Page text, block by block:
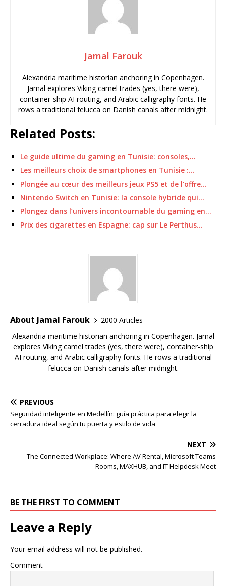
Jamal Farouk
Alexandria maritime historian anchoring in Copenhagen.
Jamal explores Viking camel trades (yes, there were),
container-ship AI routing, and Arabic calligraphy fonts. He
rows a traditional felucca on Danish canals after midnight.
Related Posts:
Le guide ultime du gaming en Tunisie: consoles,…
Les meilleurs choix de smartphones en Tunisie :…
Plongée au cœur des meilleurs jeux PS5 et de l'offre…
Nintendo Switch en Tunisie: la console hybride qui…
Plongez dans l’univers incontournable du gaming en…
Prix des cigarettes en Espagne: cap sur Le Perthus…
About Jamal Farouk
2000 Articles
Alexandria maritime historian anchoring in Copenhagen. Jamal
explores Viking camel trades (yes, there were), container-ship
AI routing, and Arabic calligraphy fonts. He rows a traditional
felucca on Danish canals after midnight.
PREVIOUS
Seguridad inteligente en Medellín: guía práctica para elegir la
cerradura ideal según tu puerta y estilo de vida
NEXT
The Connected Workplace: Where AV Rental, Microsoft Teams
Rooms, MAXHUB, and IT Helpdesk Meet
BE THE FIRST TO COMMENT
Leave a Reply
Your email address will not be published.
Comment